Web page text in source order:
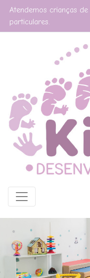
Atendemos crianças
particulares.